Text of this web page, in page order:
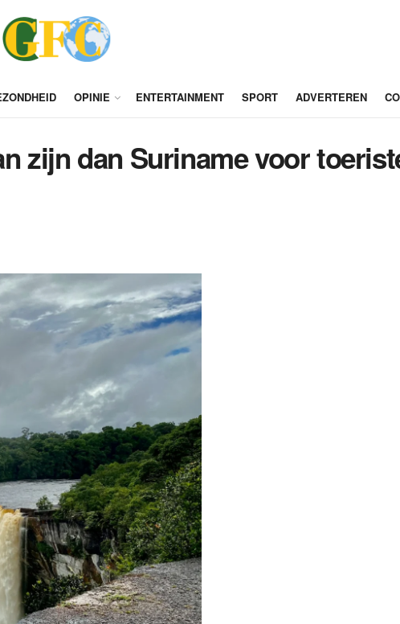
OPINIE ENTERTAINMENT SPORT ADVERTEREN
zijn dan Suriname voor